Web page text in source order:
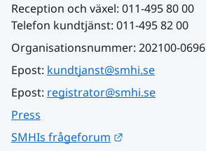
Reception och växel: 011-495 80 00
Telefon kundtjänst: 011-495 82 00
Organisationsnummer: 202100-0696
Epost: kundtjanst@smhi.se
Epost: registrator@smhi.se
Press
SMHIs frågeforum